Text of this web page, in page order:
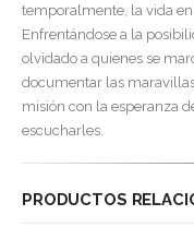
temporalmente, la vida en
Enfrentándose a la
olvidado a quienes se
documentar las
misión con la esperanza
escucharles.
PRODUCTOS